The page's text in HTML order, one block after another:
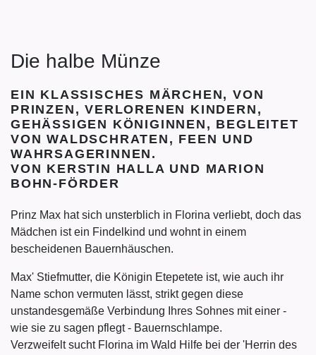
Die halbe Münze
EIN KLASSISCHES MÄRCHEN, VON
PRINZEN, VERLORENEN KINDERN,
GEHÄSSIGEN KÖNIGINNEN, BEGLEITET
VON WALDSCHRATEN, FEEN UND
WAHRSAGERINNEN.
VON KERSTIN HALLA UND MARION
BOHN-FÖRDER
Prinz Max hat sich unsterblich in Florina verliebt, doch das
Mädchen ist ein Findelkind und wohnt in einem
bescheidenen Bauernhäuschen.
Max' Stiefmutter, die Königin Etepetete ist, wie auch ihr
Name schon vermuten lässt, strikt gegen diese
unstandesgemäße Verbindung Ihres Sohnes mit einer -
wie sie zu sagen pflegt - Bauernschlampe.
Verzweifelt sucht Florina im Wald Hilfe bei der 'Herrin des